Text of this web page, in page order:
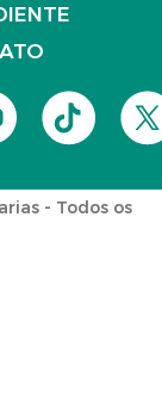
- Todos os